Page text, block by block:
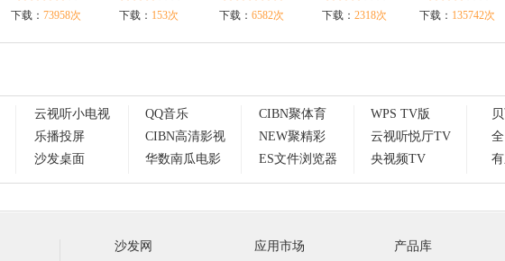
下载： 73958次 下载： 153次 下载： 6582次 下载： 2318次 下载： 135742次
云视听小电视
乐播投屏
沙发桌面
QQ音乐
CIBN高清影视
华数南瓜电影
CIBN聚体育
NEW聚精彩
ES文件浏览器
WPS TV版
云视听悦厅TV
央视频TV
沙发网 应用市场 产品库